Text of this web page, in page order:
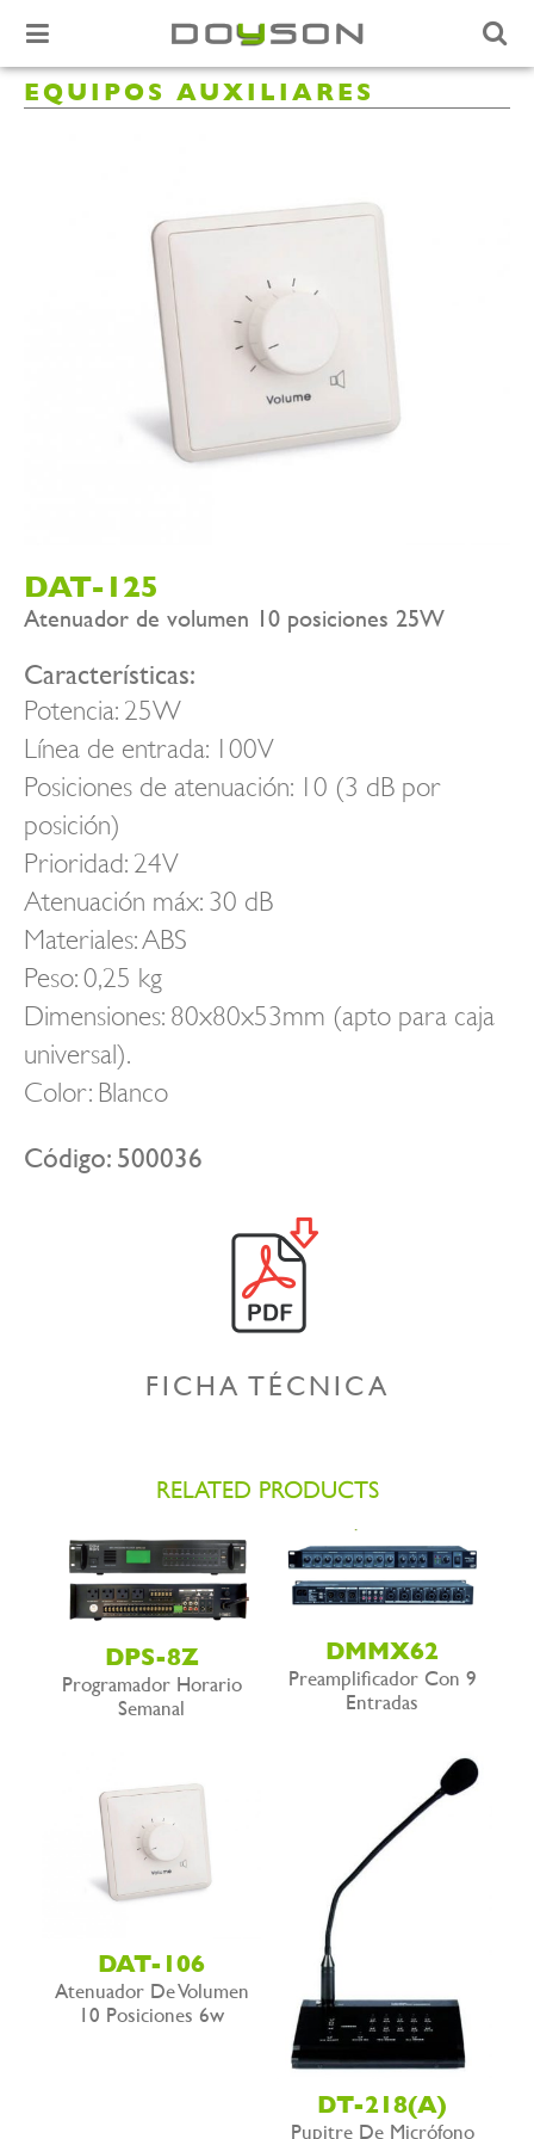
EQUIPOS AUXILIARES
DAT-125
Atenuador de volumen 10 posiciones 25W
Características:
Potencia: 25W
Línea de entrada: 100V
Posiciones de atenuación: 10 (3 dB por
posición)
Prioridad: 24V
Atenuación máx: 30 dB
Materiales: ABS
Peso: 0,25 kg
Dimensiones: 80x80x53mm (apto para caja
universal).
Color: Blanco
Código: 500036
FICHA TÉCNICA
RELATED PRODUCTS
DPS-8Z
Programador Horario
Semanal
DMMX62
Preamplificador Con 9
Entradas
DAT-106
Atenuador De Volumen
10 Posiciones 6w
DT-218(A)
Pupitre De Micrófono